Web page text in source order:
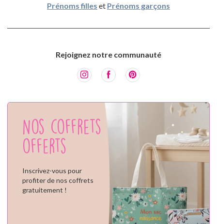
Prénoms filles et Prénoms garçons
Rejoignez notre communauté
Nos coffrets
offerts
Inscrivez-vous pour
profiter de nos coffrets
gratuitement !